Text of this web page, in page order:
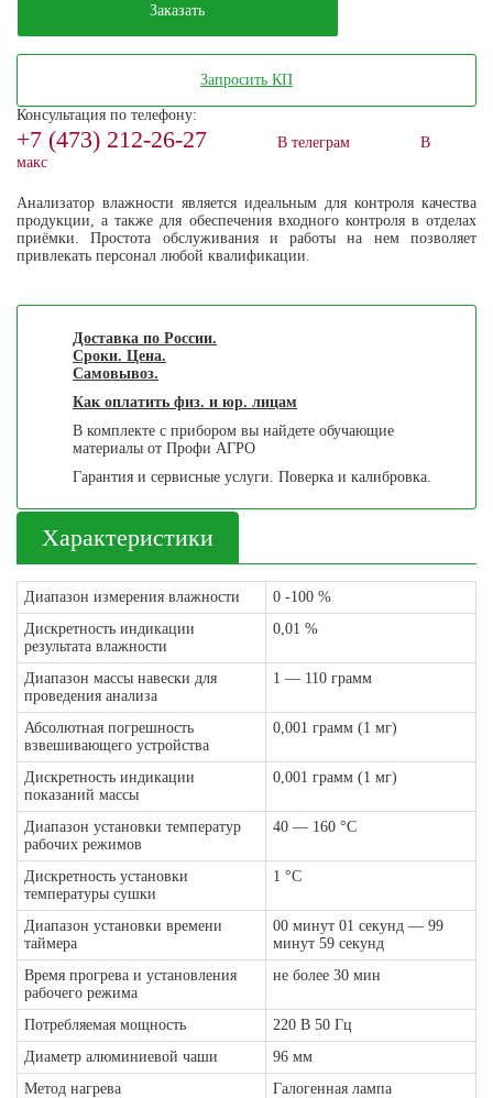
Заказать
Запросить КП
Консультация по телефону:
+7 (473) 212-26-27 В телеграм
В
макс
Анализатор влажности является идеальным для контроля качества
продукции, а также для обеспечения входного контроля в отделах
приёмки. Простота обслуживания и работы на нем позволяет
привлекать персонал любой квалификации.
Доставка по России.
Сроки. Цена.
Самовывоз.
Как оплатить физ. и юр. лицам
В комплекте с прибором вы найдете обучающие
материалы от Профи АГРО
Гарантия и сервисные услуги. Поверка и калибровка.
Характеристики
Диапазон измерения влажности
0 -100 %
Дискретность индикации
результата влажности
0,01 %
Диапазон массы навески для
проведения анализа
1 — 110 грамм
Абсолютная погрешность
взвешивающего устройства
0,001 грамм (1 мг)
Дискретность индикации
показаний массы
0,001 грамм (1 мг)
Диапазон установки температур
рабочих режимов
40 — 160 °С
Дискретность установки
температуры сушки
1 °С
Диапазон установки времени
таймера
00 минут 01 секунд — 99
минут 59 секунд
Время прогрева и установления
рабочего режима
не более 30 мин
Потребляемая мощность
220 В 50 Гц
Диаметр алюминиевой чаши
96 мм
Метод нагрева
Галогенная лампа